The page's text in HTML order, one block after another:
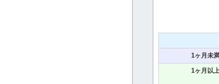
1ヶ月未
1ヶ月以